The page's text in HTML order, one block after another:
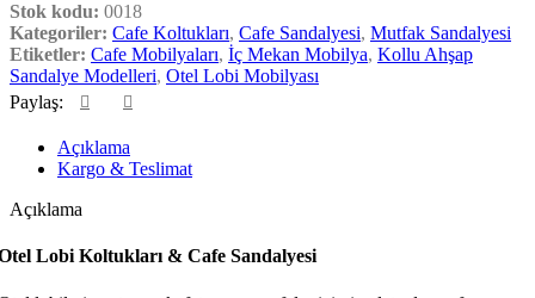
Stok kodu: 0018
Kategoriler: Cafe Koltukları, Cafe Sandalyesi, Mutfak Sandalyesi
Etiketler: Cafe Mobilyaları, İç Mekan Mobilya, Kollu Ahşap
Sandalye Modelleri, Otel Lobi Mobilyası
Paylaş:
Açıklama
Kargo & Teslimat
Açıklama
Lobi Koltukları & Cafe Sandalyesi